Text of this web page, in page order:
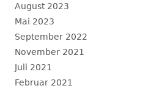
August 2023
Mai 2023
September 2022
November 2021
Juli 2021
Februar 2021